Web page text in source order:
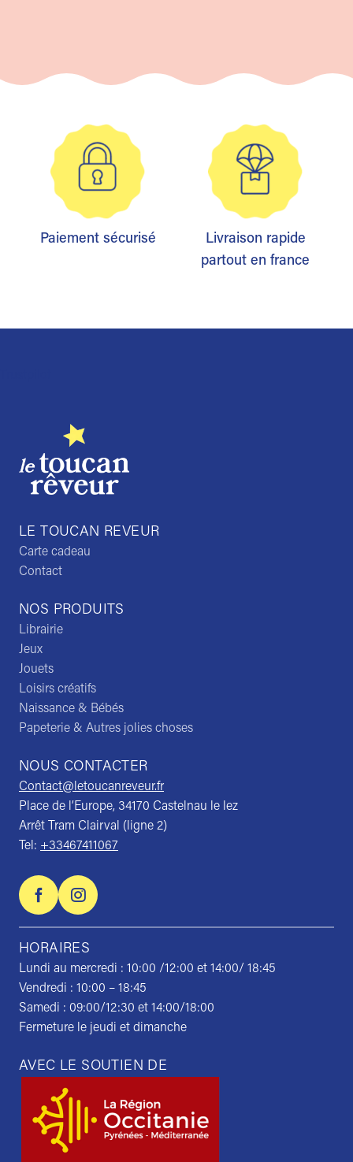
Paiement sécurisé
Livraison rapide
partout en france
NOS PRODUITS
Librairie
Jeux
Jouets
Loisirs créatifs
Naissance & Bébés
Papeterie & Autres jolies choses
NOUS CONTACTER
Contact@letoucanreveur.fr
Place de l’Europe, 34170 Castelnau le lez
Arrêt Tram Clairval (ligne 2)
Tel: +33467411067
HORAIRES
Lundi au mercredi : 10:00 /12:00 et 14:00/ 18:45
Vendredi : 10:00 – 18:45
Samedi : 09:00/12:30 et 14:00/18:00
Fermeture le jeudi et dimanche
LE TOUCAN REVEUR
Carte cadeau
Contact
AVEC LE SOUTIEN DE